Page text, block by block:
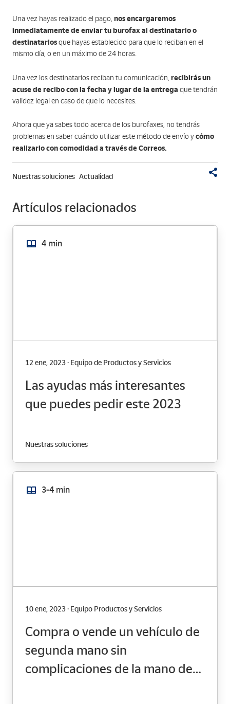
Una vez hayas realizado el pago, nos encargaremos
inmediatamente de enviar tu burofax al destinatario o
destinatariosque hayas establecido para que lo reciban en el
mismo día, o en un máximo de 24 horas.
Una vez los destinatarios reciban tu comunicación, recibirás un
acuse de recibo con la fecha y lugar de la entrega que tendrán
validez legal en caso de que lo necesites.
Ahora que ya sabes todo acerca de los burofaxes, no tendrás
problemas en saber cuándo utilizar este método de envío ycómo
realizarlo con comodidad a través de Correos.
Nuestras soluciones Actualidad
Artículos relacionados
4 min
12 ene, 2023 · Equipo de Productos y Servicios
Las ayudas más interesantes
que puedes pedir este 2023
Nuestras soluciones
3-4 min
10 ene, 2023 · Equipo Productos y Servicios
Compra o vende un vehículo de
segunda mano sin
complicaciones de la mano de